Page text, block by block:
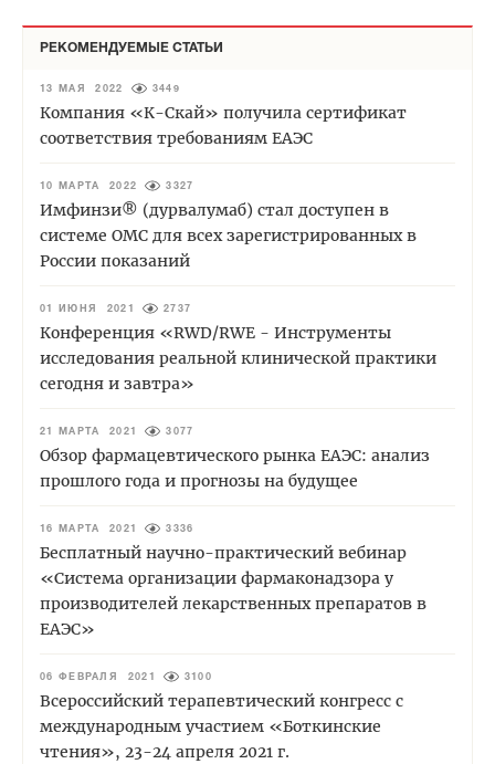
РЕКОМЕНДУЕМЫЕ СТАТЬИ
13 МАЯ 2022 3449
Компания «К-Скай» получила сертификат
соответствия требованиям ЕАЭС
10 МАРТА 2022 3327
Имфинзи® (дурвалумаб) стал доступен в
системе ОМС для всех зарегистрированных в
России показаний
01 ИЮНЯ 2021 2737
Конференция «RWD/RWE - Инструменты
исследования реальной клинической практики
сегодня и завтра»
21 МАРТА 2021 3077
Обзор фармацевтического рынка ЕАЭС: анализ
прошлого года и прогнозы на будущее
16 МАРТА 2021 3336
Бесплатный научно-практический вебинар
«Система организации фармаконадзора у
производителей лекарственных препаратов в
ЕАЭС»
06 ФЕВРАЛЯ 2021 3100
Всероссийский терапевтический конгресс с
международным участием «Боткинские
чтения», 23-24 апреля 2021 г.